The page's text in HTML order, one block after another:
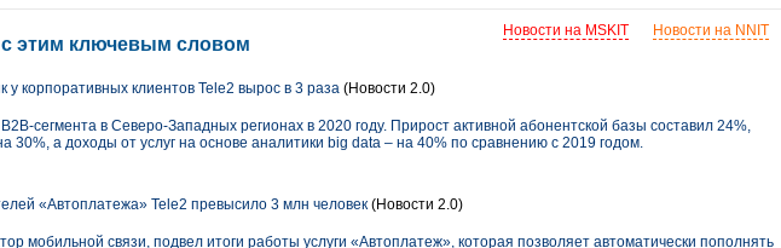
Новости на NNIT
Новости на MSKIT
этим ключевым словом
у корпоративных клиентов Tele2 вырос в 3 раза (Новости 2.0)
сегмента в Северо-Западных регионах в 2020 году. Прирост активной абонентской базы составил 24%,
30%, а доходы от услуг на основе аналитики big data – на 40% по сравнению с 2019 годом.
«Автоплатежа» Tele2 превысило 3 млн человек (Новости 2.0)
мобильной связи, подвел итоги работы услуги «Автоплатеж», которая позволяет автоматически пополнять